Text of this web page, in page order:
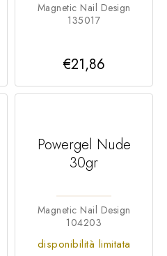
Magnetic Nail Design
135017
€21,86
Powergel Nude
30gr
Magnetic Nail Design
104203
disponibilità limitata